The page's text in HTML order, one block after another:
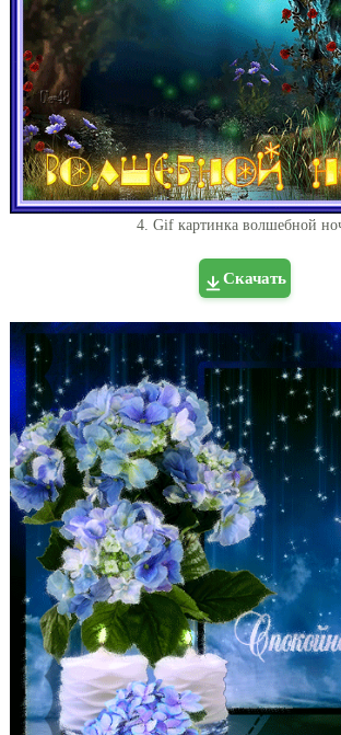
4. Gif картинка волшебной
Скачать